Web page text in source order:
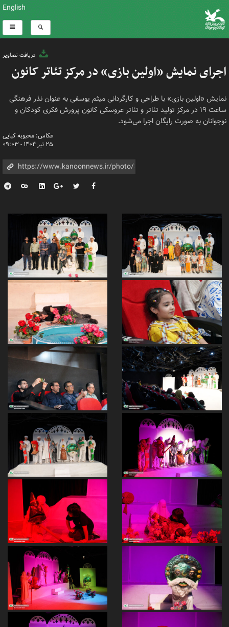
English
دریافت تصاویر
اجرای نمایش «اولین بازی» در مرکز تئاتر کانون
نمایش «اولین بازی» با طراحی و کارگردانی میثم یوسفی به عنوان نذر فرهنگی
ساعت ۱۹ در مرکز تولید تئاتر و تئاتر عروسکی کانون پرورش فکری کودکان و
نوجوانان به صورت رایگان اجرا می‌شود.
عکاس: محبوبه کیایی
۲۵ تیر ۱۴۰۴ - ۰۹:۰۳